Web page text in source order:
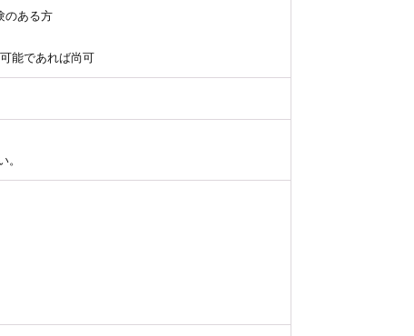
のある方
能であれば尚可
。